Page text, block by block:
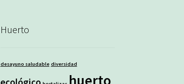
Huerto
desayuno saludable diversidad
huerto